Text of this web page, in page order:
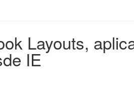
Layouts,
IE